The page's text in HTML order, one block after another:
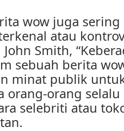
wow juga
atau
Smith,
sebuah berita
minat publik
orang-orang
selebriti atau